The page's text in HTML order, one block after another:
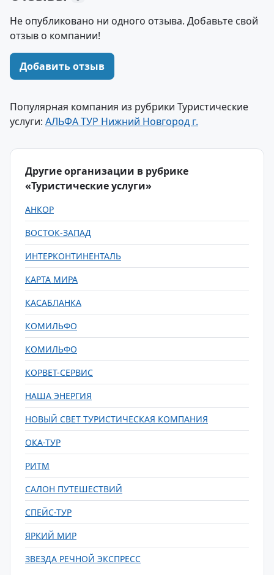
Не опубликовано ни одного отзыва. Добавьте свой
отзыв о компании!
Добавить отзыв
Популярная компания из рубрики Туристические
услуги: АЛЬФА ТУР Нижний Новгород г.
Другие организации в рубрике
«Туристические услуги»
АНКОР
ВОСТОК-ЗАПАД
ИНТЕРКОНТИНЕНТАЛЬ
КАРТА МИРА
КАСАБЛАНКА
КОМИЛЬФО
КОМИЛЬФО
КОРВЕТ-СЕРВИС
НАША ЭНЕРГИЯ
НОВЫЙ СВЕТ ТУРИСТИЧЕСКАЯ КОМПАНИЯ
ОКА-ТУР
РИТМ
САЛОН ПУТЕШЕСТВИЙ
СПЕЙС-ТУР
ЯРКИЙ МИР
ЗВЕЗДА РЕЧНОЙ ЭКСПРЕСС